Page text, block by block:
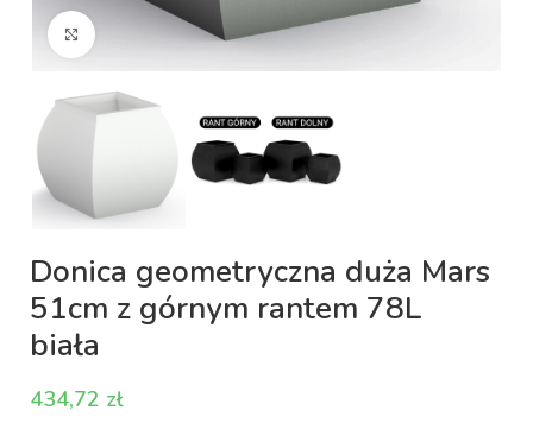
Kliknij aby powiększyć
Donica geometryczna duża Mars
51cm z górnym rantem 78L
biała
zł